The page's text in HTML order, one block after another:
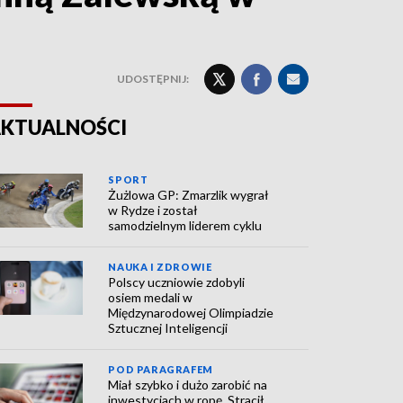
UDOSTĘPNIJ:
SPORT
Żużlowa GP: Zmarzlik wygrał
w Rydze i został
samodzielnym liderem cyklu
NAUKA I ZDROWIE
Polscy uczniowie zdobyli
osiem medali w
Międzynarodowej Olimpiadzie
Sztucznej Inteligencji
POD PARAGRAFEM
Miał szybko i dużo zarobić na
inwestycjach w ropę. Stracił